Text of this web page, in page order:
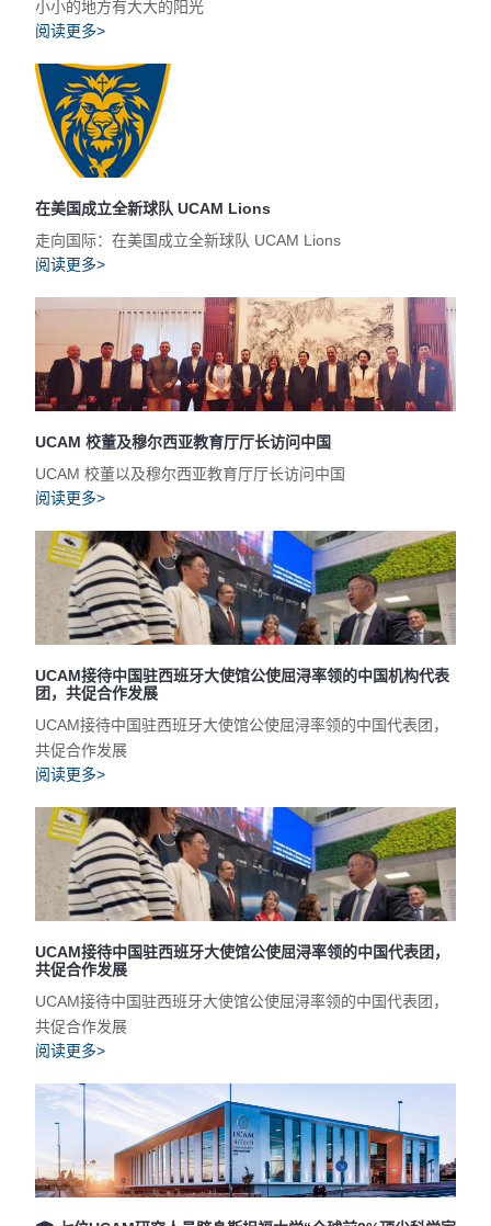
小小的地方有大大的阳光
阅读更多>
在美国成立全新球队 UCAM Lions
走向国际：在美国成立全新球队 UCAM Lions
阅读更多>
UCAM 校董及穆尔西亚教育厅厅长访问中国
UCAM 校董以及穆尔西亚教育厅厅长访问中国
阅读更多>
UCAM接待中国驻西班牙大使馆公使屈浔率领的中国机构代表
团，共促合作发展
UCAM接待中国驻西班牙大使馆公使屈浔率领的中国代表团，
共促合作发展
阅读更多>
UCAM接待中国驻西班牙大使馆公使屈浔率领的中国代表团，
共促合作发展
UCAM接待中国驻西班牙大使馆公使屈浔率领的中国代表团，
共促合作发展
阅读更多>